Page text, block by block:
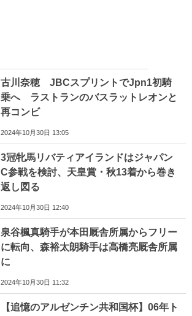
古川奈穂 JBCスプリントでJpn1初騎
乗へ ラストランのバスラットレオンと
再コンビ
2024年10月30日 13:05
3冠牝馬リバティアイランドはジャパン
C参戦を検討、天皇賞・秋13着から巻き
返し図る
2024年10月30日 12:40
泉谷楓真騎手が本田厩舎所属からフリー
に転向、森裕太朗騎手は高橋亮厩舎所属
に
2024年10月30日 11:32
【追憶のアルゼンチン共和国杯】06年ト